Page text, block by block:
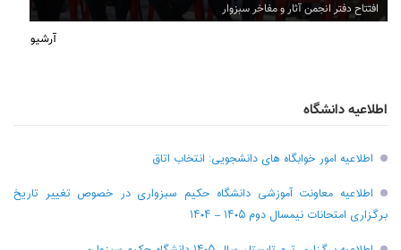
افتتاح دفتر انجمن آثار و مفاخر سبزوار
آرشیو
اطلاعیه دانشگاه
اطلاعیه امور خوابگاه های دانشجویی: انتخاب اتاق
اطلاعیه معاونت آموزشی دانشگاه حکیم سبزواری در خصوص تغییر تاریخ
برگزاری امتحانات نیمسال دوم ۱۴۰۵ – ۱۴۰۴